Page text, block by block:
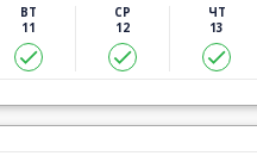
ВТ
11
СР
12
ЧТ
13